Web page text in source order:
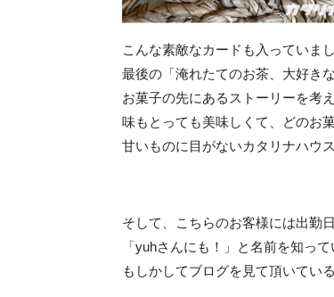
こんな素敵なカードも入っていま
最後の「淹れたてのお茶、大好き
お菓子の先にあるストーリーを考
味もとっても美味しくて、どのお
甘いものに目がないカタリナハウ
そして、こちらのお客様には出勤
「yuhさんにも！」と名前を知っ
もしかしてブログを見て頂いて